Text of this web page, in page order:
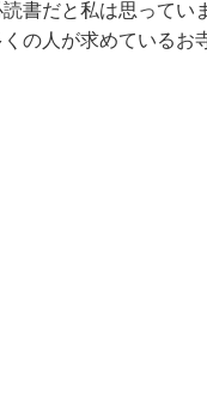
書だと私は思ってい
の人が求めているお